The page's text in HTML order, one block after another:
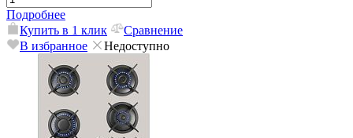
Подробнее
Купить в 1 клик
Сравнение
В избранное
Недоступно